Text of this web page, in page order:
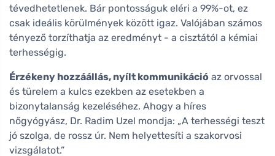
tévedhetetlenek. Bár pontosságuk eléri a 99%-ot, ez
csak ideális körülmények között igaz. Valójában számos
tényező torzíthatja az eredményt - a cisztától a kémiai
terhességig.
Érzékeny hozzáállás, nyílt kommunikáció az orvossal
és türelem a kulcs ezekben az esetekben a
bizonytalanság kezeléséhez. Ahogy a híres
nőgyógyász, Dr. Radim Uzel mondja: „A terhességi teszt
jó szolga, de rossz úr. Nem helyettesíti a szakorvosi
vizsgálatot.”